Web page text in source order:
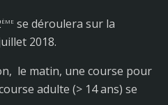
ème se déroulera sur la
2018.
le matin, une course pour
adulte (> 14 ans) se